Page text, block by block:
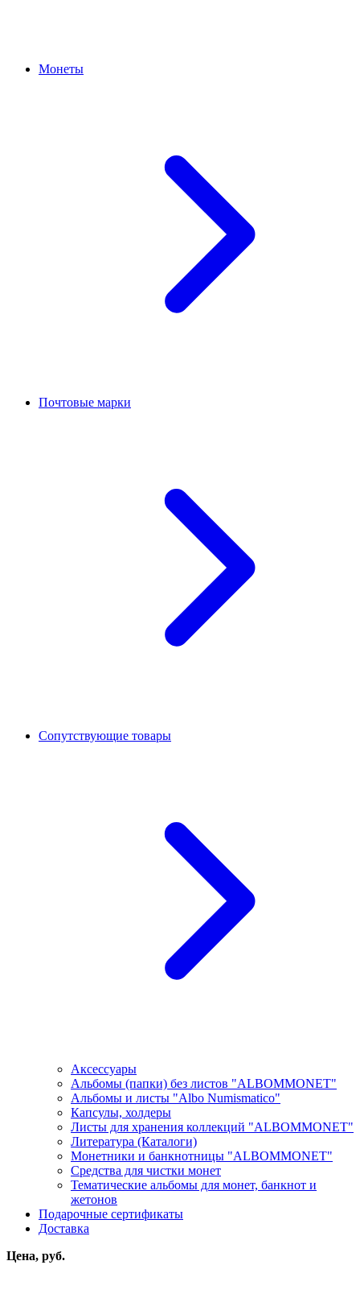
Монеты
Почтовые марки
Сопутствующие товары
Аксессуары
Альбомы (папки) без листов "ALBOMMONET"
Альбомы и листы "Albo Numismatico"
Капсулы, холдеры
Листы для хранения коллекций "ALBOMMONET"
Литература (Каталоги)
Монетники и банкнотницы "ALBOMMONET"
Средства для чистки монет
Тематические альбомы для монет, банкнот и
жетонов
Подарочные сертификаты
Доставка
Цена, руб.